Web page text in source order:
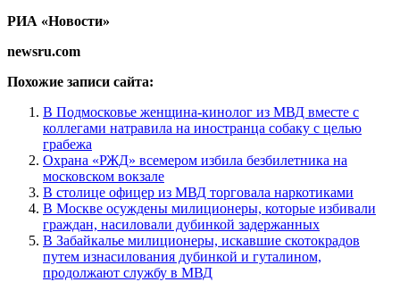
РИА «Новости»
newsru.com
Похожие записи сайта:
В Подмосковье женщина-кинолог из МВД вместе с
коллегами натравила на иностранца собаку с целью
грабежа
Охрана «РЖД» всемером избила безбилетника на
московском вокзале
В столице офицер из МВД торговала наркотиками
В Москве осуждены милиционеры, которые избивали
граждан, насиловали дубинкой задержанных
В Забайкалье милиционеры, искавшие скотокрадов
путем изнасилования дубинкой и гуталином,
продолжают службу в МВД